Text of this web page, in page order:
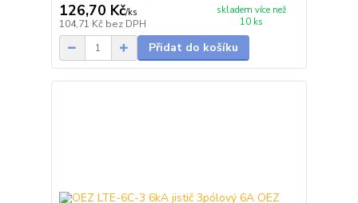
126,70 Kč/ks
104,71 Kč bez DPH
skladem více než
10 ks
Přidat do košíku